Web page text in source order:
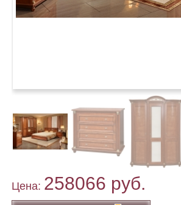
Цена: 258066 руб.